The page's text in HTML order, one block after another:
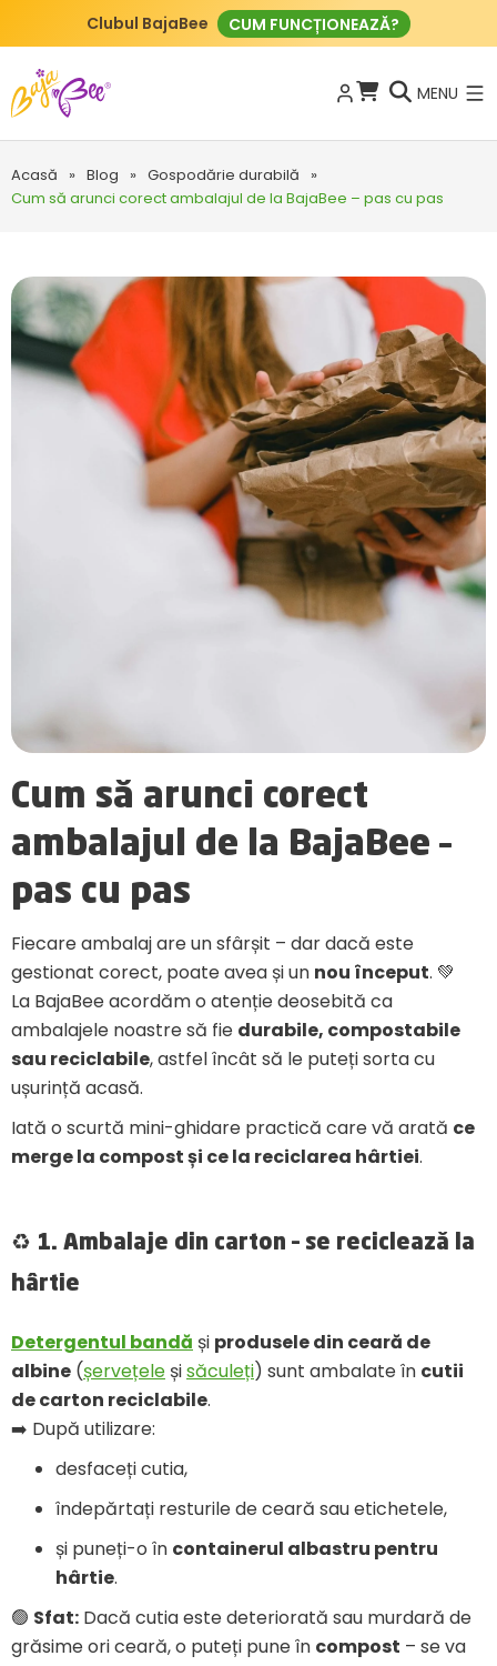
Clubul BajaBee CUM FUNCȚIONEAZĂ?
MENU
Acasă » Blog » Gospodărie durabilă
»
Cum să arunci corect ambalajul de la BajaBee – pas cu pas
Cum să arunci corect
ambalajul de la BajaBee –
pas cu pas
Fiecare ambalaj are un sfârșit – dar dacă este
gestionat corect, poate avea și un nou început. 💚
La BajaBee acordăm o atenție deosebită ca
ambalajele noastre să fie durabile, compostabile
sau reciclabile, astfel încât să le puteți sorta cu
ușurință acasă.
Iată o scurtă mini-ghidare practică care vă arată ce
merge la compost și ce la reciclarea hârtiei.
♻️ 1. Ambalaje din carton – se reciclează la
hârtie
Detergentul bandă și produsele din ceară de
albine (șervețele șisăculeți) sunt ambalate în cutii
de carton reciclabile.
➡️ După utilizare:
desfaceți cutia,
îndepărtați resturile de ceară sau etichetele,
și puneți-o în containerul albastru pentru
hârtie.
🟢 Sfat: Dacă cutia este deteriorată sau murdară de
grăsime ori ceară, o puteți pune în compost – se va